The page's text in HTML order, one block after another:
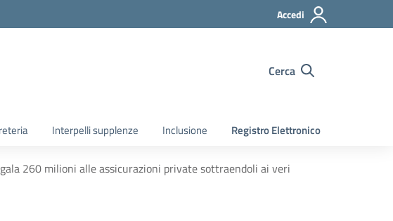
Accedi
Cerca
Interpelli supplenze Inclusione Registro Elettronico
260 milioni alle assicurazioni private sottraendoli ai veri